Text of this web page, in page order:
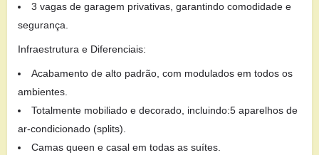
3 vagas de garagem privativas, garantindo comodidade e
segurança.
Infraestrutura e Diferenciais:
Acabamento de alto padrão, com modulados em todos os
ambientes.
Totalmente mobiliado e decorado, incluindo:5 aparelhos de
ar-condicionado (splits).
Camas queen e casal em todas as suítes.